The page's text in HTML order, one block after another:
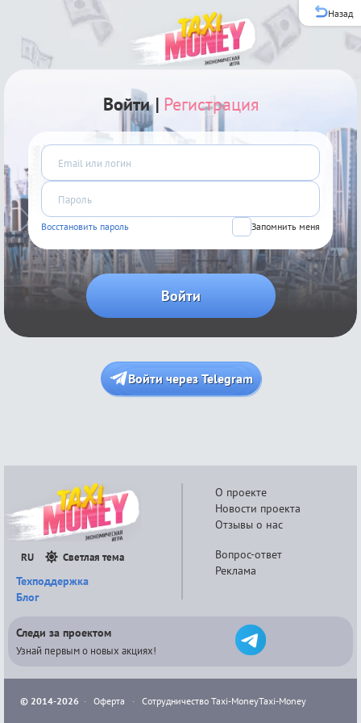
Назад
Войти | Регистрация
Восстановить пароль Запомнить меня
Войти
Войти через Telegram
О проекте
Новости проекта
Отзывы о нас
Вопрос-ответ
Реклама
RU Светлая тема
Техподдержка
Блог
Следи за проектом
Узнай первым о новых акциях!
© 2014-2026 · Оферта · Сотрудничество Taxi-MoneyTaxi-Money